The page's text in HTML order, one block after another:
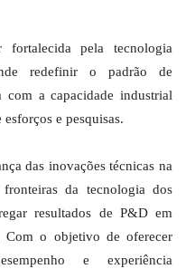
pela tecnologia
redefinir o padrão de
com a capacidade industrial
e pesquisas.
das inovações técnicas na
da tecnologia dos
resultados de P&D em
o objetivo de oferecer
e experiência